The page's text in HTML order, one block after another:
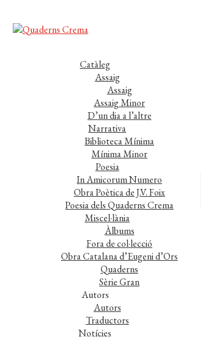
Catàleg
Assaig
Assaig
Assaig Minor
D’un dia a l’altre
Narrativa
Biblioteca Mínima
Mínima Minor
Poesia
In Amicorum Numero
Obra Poètica de J.V. Foix
Poesia dels Quaderns Crema
Miscel·lània
Àlbums
Fora de col·lecció
Obra Catalana d’Eugeni d’Ors
Quaderns
Sèrie Gran
Autors
Autors
Traductors
Notícies